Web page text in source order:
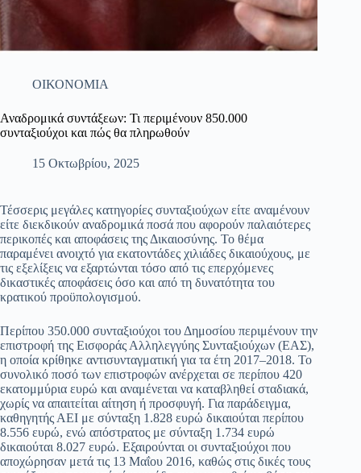
ΟΙΚΟΝΟΜΙΑ
Αναδρομικά συντάξεων: Τι περιμένουν 850.000
συνταξιούχοι και πώς θα πληρωθούν
15 Οκτωβρίου, 2025
Τέσσερις μεγάλες κατηγορίες συνταξιούχων είτε αναμένουν
είτε διεκδικούν αναδρομικά ποσά που αφορούν παλαιότερες
περικοπές και αποφάσεις της Δικαιοσύνης. Το θέμα
παραμένει ανοιχτό για εκατοντάδες χιλιάδες δικαιούχους, με
τις εξελίξεις να εξαρτώνται τόσο από τις επερχόμενες
δικαστικές αποφάσεις όσο και από τη δυνατότητα του
κρατικού προϋπολογισμού.
Περίπου 350.000 συνταξιούχοι του Δημοσίου περιμένουν την
επιστροφή της Εισφοράς Αλληλεγγύης Συνταξιούχων (ΕΑΣ),
η οποία κρίθηκε αντισυνταγματική για τα έτη 2017–2018. Το
συνολικό ποσό των επιστροφών ανέρχεται σε περίπου 420
εκατομμύρια ευρώ και αναμένεται να καταβληθεί σταδιακά,
χωρίς να απαιτείται αίτηση ή προσφυγή. Για παράδειγμα,
καθηγητής ΑΕΙ με σύνταξη 1.828 ευρώ δικαιούται περίπου
8.556 ευρώ, ενώ απόστρατος με σύνταξη 1.734 ευρώ
δικαιούται 8.027 ευρώ. Εξαιρούνται οι συνταξιούχοι που
αποχώρησαν μετά τις 13 Μαΐου 2016, καθώς στις δικές τους